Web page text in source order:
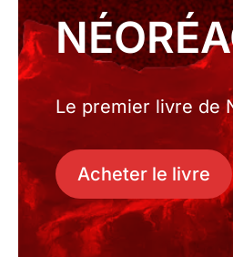
Le premier livre de
Acheter le livre